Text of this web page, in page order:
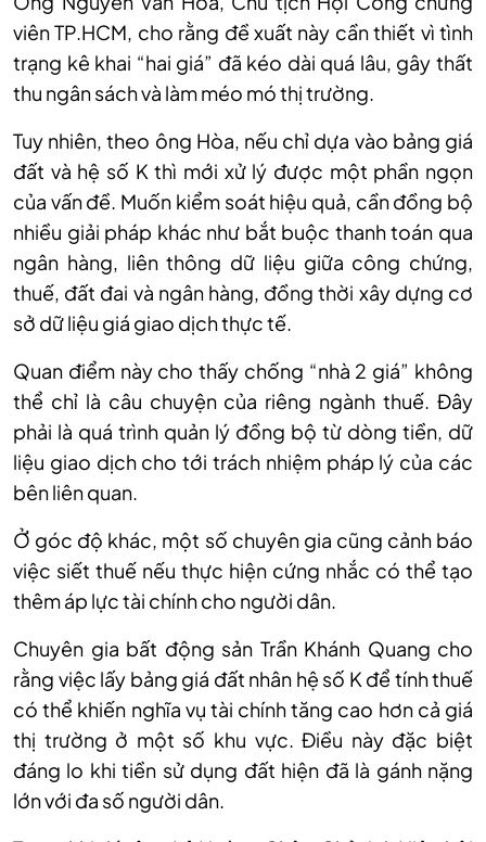
viên TP.HCM, cho rằng đề xuất này cần thiết vì tình
trạng kê khai “hai giá” đã kéo dài quá lâu, gây thất
thu ngân sách và làm méo mó thị trường.
Tuy nhiên, theo ông Hòa, nếu chỉ dựa vào bảng giá
đất và hệ số K thì mới xử lý được một phần ngọn
của vấn đề. Muốn kiểm soát hiệu quả, cần đồng bộ
nhiều giải pháp khác như bắt buộc thanh toán qua
ngân hàng, liên thông dữ liệu giữa công chứng,
thuế, đất đai và ngân hàng, đồng thời xây dựng cơ
sở dữ liệu giá giao dịch thực tế.
Quan điểm này cho thấy chống “nhà 2 giá” không
thể chỉ là câu chuyện của riêng ngành thuế. Đây
phải là quá trình quản lý đồng bộ từ dòng tiền, dữ
liệu giao dịch cho tới trách nhiệm pháp lý của các
bên liên quan.
Ở góc độ khác, một số chuyên gia cũng cảnh báo
việc siết thuế nếu thực hiện cứng nhắc có thể tạo
thêm áp lực tài chính cho người dân.
Chuyên gia bất động sản Trần Khánh Quang cho
rằng việc lấy bảng giá đất nhân hệ số K để tính thuế
có thể khiến nghĩa vụ tài chính tăng cao hơn cả giá
thị trường ở một số khu vực. Điều này đặc biệt
đáng lo khi tiền sử dụng đất hiện đã là gánh nặng
lớn với đa số người dân.